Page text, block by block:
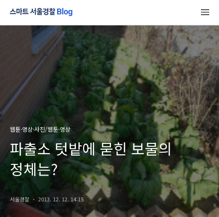
웹툰·영상·사진/웹툰·영상
파출소 텃밭에 묻힌 보물의
정체는?
서울경찰 2013. 12. 12. 14:15